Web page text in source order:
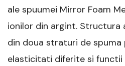
ale spuumei Mirror Foam
ionilor din argint.
din doua straturi de spuma
elasticitati diferite si functii